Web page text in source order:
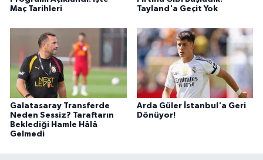
Maç Tarihleri
Tayland'a Geçit Yok
Galatasaray Transferde
Neden Sessiz? Taraftarın
Beklediği Hamle Hâlâ
Gelmedi
Arda Güler İstanbul'a Geri
Dönüyor!